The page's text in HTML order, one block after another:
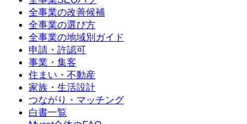
全事業の改善候補
全事業の選び方
全事業の地域別ガイド
申請・許認可
事業・集客
住まい・不動産
家族・生活設計
つながり・マッチング
白書一覧